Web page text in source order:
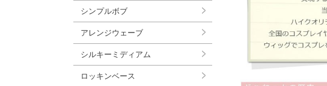
シンプルボブ
アレンジウェーブ
シルキーミディアム
ロッキンベース